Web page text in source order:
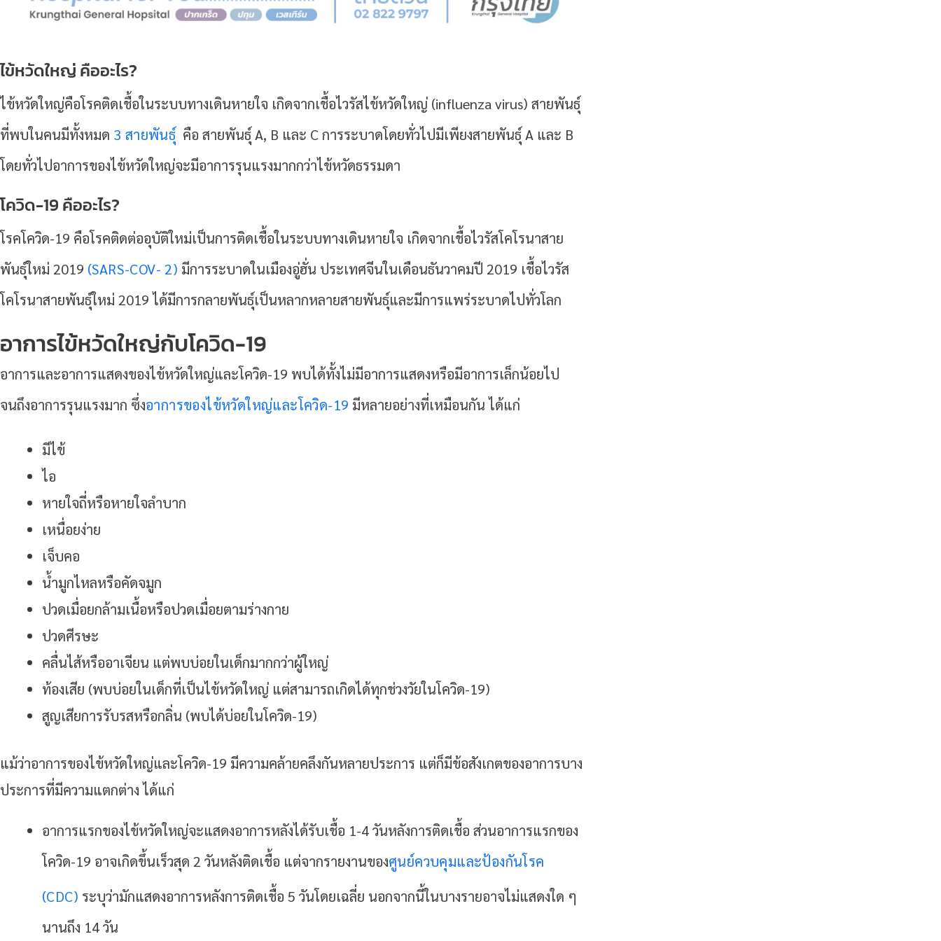
ไข้หวัดใหญ่ คืออะไร?
ไข้หวัดใหญ่คือโรคติดเชื้อในระบบทางเดินหายใจ เกิดจากเชื้อไวรัสไข้หวัดใหญ่ (influenza virus) สายพันธุ์
ที่พบในคนมีทั้งหมด 3 สายพันธ์ุ คือ สายพันธุ์ A, B และ C การระบาดโดยทั่วไปมีเพียงสายพันธุ์ A และ B
โดยทั่วไปอาการของไข้หวัดใหญ่จะมีอาการรุนแรงมากกว่าไข้หวัดธรรมดา
โควิด-19 คืออะไร?
โรคโควิด-19 คือโรคติดต่ออุบัติใหม่เป็นการติดเชื้อในระบบทางเดินหายใจ เกิดจากเชื้อไวรัสโคโรนาสาย
พันธุ์ใหม่ 2019 (SARS-COV- 2) มีการระบาดในเมืองอู่ฮั่น ประเทศจีนในเดือนธันวาคมปี 2019 เชื้อไวรัส
โคโรนาสายพันธุ์ใหม่ 2019 ได้มีการกลายพันธุ์เป็นหลากหลายสายพันธุ์และมีการแพร่ระบาดไปทั่วโลก
อาการไข้หวัดใหญ่กับโควิด-19
อาการและอาการแสดงของไข้หวัดใหญ่และโควิด-19 พบได้ทั้งไม่มีอาการแสดงหรือมีอาการเล็กน้อยไป
จนถึงอาการรุนแรงมาก ซึ่งอาการของไข้หวัดใหญ่และโควิด-19 มีหลายอย่างที่เหมือนกัน ได้แก่
มีไข้
ไอ
หายใจถี่หรือหายใจลำบาก
เหนื่อยง่าย
เจ็บคอ
น้ำมูกไหลหรือคัดจมูก
ปวดเมื่อยกล้ามเนื้อหรือปวดเมื่อยตามร่างกาย
ปวดศีรษะ
คลื่นไส้หรืออาเจียน แต่พบบ่อยในเด็กมากกว่าผู้ใหญ่
ท้องเสีย (พบบ่อยในเด็กที่เป็นไข้หวัดใหญ่ แต่สามารถเกิดได้ทุกช่วงวัยในโควิด-19)
สูญเสียการรับรสหรือกลิ่น (พบได้บ่อยในโควิด-19)
แม้ว่าอาการของไข้หวัดใหญ่และโควิด-19 มีความคล้ายคลึงกันหลายประการ แต่ก็มีข้อสังเกตของอาการบาง
ประการที่มีความแตกต่าง ได้แก่
อาการแรกของไข้หวัดใหญ่จะแสดงอาการหลังได้รับเชื้อ 1-4 วันหลังการติดเชื้อ ส่วนอาการแรกของ
โควิด-19 อาจเกิดขึ้นเร็วสุด 2 วันหลังติดเชื้อ แต่จากรายงานของศูนย์ควบคุมและป้องกันโรค
(CDC) ระบุว่ามักแสดงอาการหลังการติดเชื้อ 5 วันโดยเฉลี่ย นอกจากนี้ในบางรายอาจไม่แสดงใด ๆ
นานถึง 14 วัน